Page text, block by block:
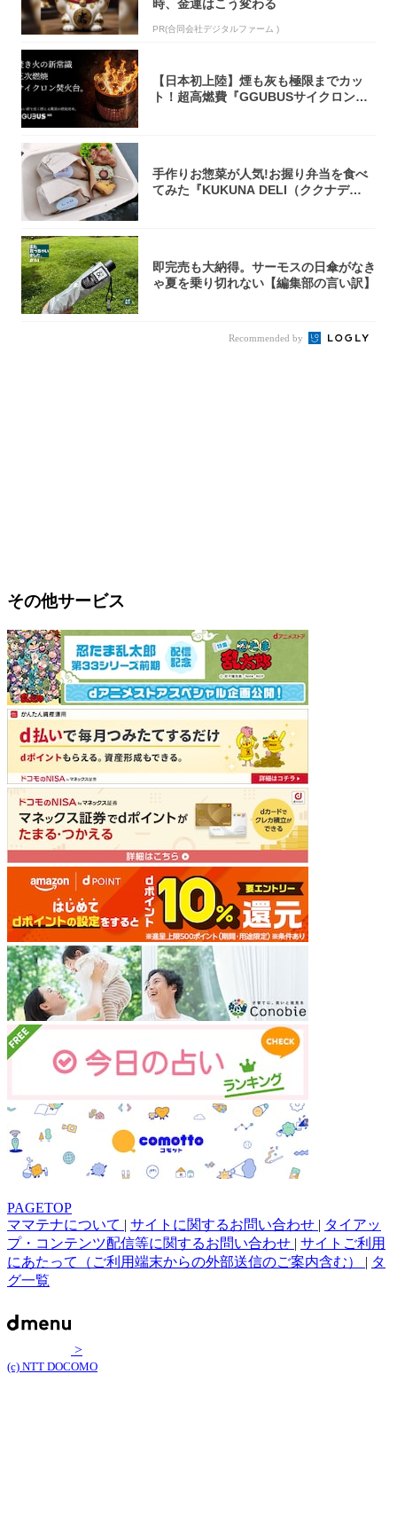
時、金運はこう変わる
PR(合同会社デジタルファーム )
【日本初上陸】煙も灰も極限までカッ
ト！超高燃費『GGUBUSサイクロン焚
手作りお惣菜が人気!お握り弁当を食べ
てみた『KUKUNA DELI（ククナデ
即完売も大納得。サーモスの日傘がなき
ゃ夏を乗り切れない【編集部の言い訳】
Recommended by
その他サービス
PAGETOP
ママテナについて | サイトに関するお問い合わせ | タイアッ
プ・コンテンツ配信等に関するお問い合わせ | サイトご利用
にあたって（ご利用端末からの外部送信のご案内含む） | タ
グ一覧
>
(c) NTT DOCOMO